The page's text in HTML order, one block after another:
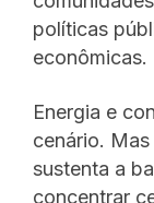
políticas
econômicas.
Energia e
cenário.
sustenta a
concentrar